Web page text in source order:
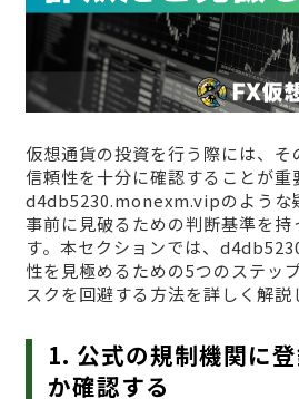
仮想通貨の投資を行う際には、そ
信頼性を十分に確認することが重
d4db5230.monexm.vipのような
事前に見破るための判断基準を持
す。本セクションでは、
性を見極めるための5つのステッ
スクを回避する方法を詳しく解説
1. 公式の規制機関に
か確認する